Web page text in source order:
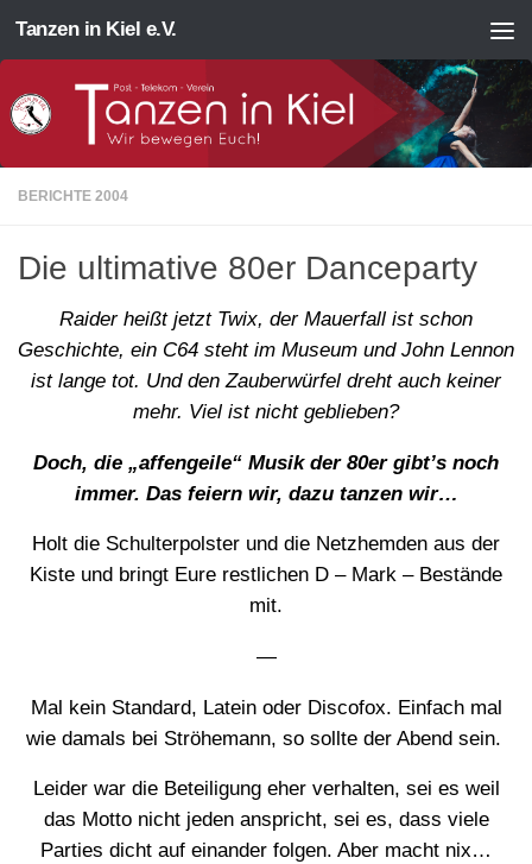
Zum Inhalt springen
Tanzen in Kiel e.V.
BERICHTE 2004
Die ultimative 80er Danceparty
Raider heißt jetzt Twix, der Mauerfall ist schon
Geschichte, ein C64 steht im Museum und John Lennon
ist lange tot. Und den Zauberwürfel dreht auch keiner
mehr. Viel ist nicht geblieben?
Doch, die „affengeile“ Musik der 80er gibt’s noch
immer. Das feiern wir, dazu tanzen wir…
Holt die Schulterpolster und die Netzhemden aus der
Kiste und bringt Eure restlichen D – Mark – Bestände
mit.
—
Mal kein Standard, Latein oder Discofox. Einfach mal
wie damals bei Ströhemann, so sollte der Abend sein.
Leider war die Beteiligung eher verhalten, sei es weil
das Motto nicht jeden anspricht, sei es, dass viele
Parties dicht auf einander folgen. Aber macht nix…